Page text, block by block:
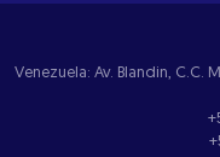
Venezuela: Av. Blandin, C.C.